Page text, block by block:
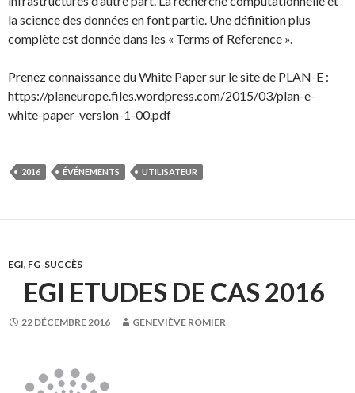
la science des données en font partie. Une définition plus
complète est donnée dans les « Terms of Reference ».
Prenez connaissance du White Paper sur le site de PLAN-E :
https://planeurope.files.wordpress.com/2015/03/plan-e-
white-paper-version-1-00.pdf
2016 ÉVÉNEMENTS UTILISATEUR
EGI, FG-SUCCÈS
EGI ETUDES DE CAS 2016
22 DÉCEMBRE 2016 GENEVIÈVE ROMIER